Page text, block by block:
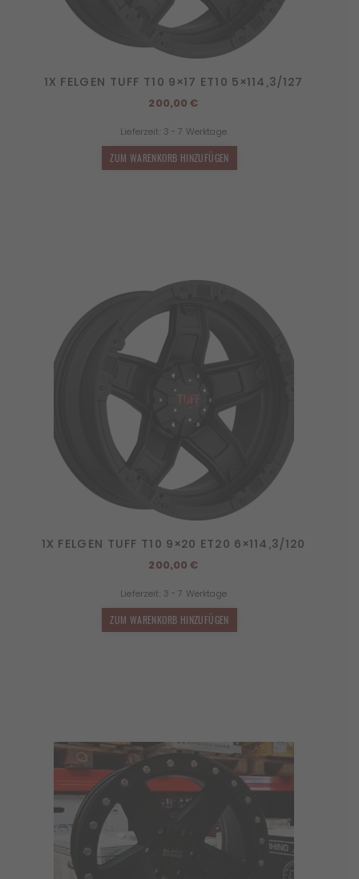
1X FELGEN TUFF T10 9×17 ET10 5×114,3/127
200,00€
Lieferzeit: 3 - 7 Werktage
ZUM WARENKORB HINZUFÜGEN
1X FELGEN TUFF T10 9×20 ET20 6×114,3/120
200,00€
Lieferzeit: 3 - 7 Werktage
ZUM WARENKORB HINZUFÜGEN